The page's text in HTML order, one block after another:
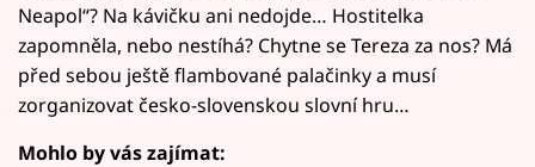
Neapol“? Na kávičku ani nedojde… Hostitelka
zapomněla, nebo nestíhá? Chytne se Tereza za nos? Má
před sebou ještě flambované palačinky a musí
zorganizovat česko-slovenskou slovní hru…
Mohlo by vás zajímat: